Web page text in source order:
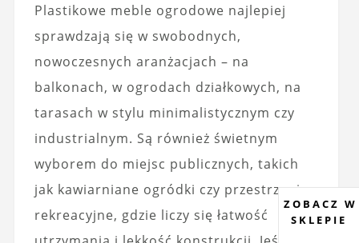
Plastikowe meble ogrodowe najlepiej
sprawdzają się w swobodnych,
nowoczesnych aranżacjach – na
balkonach, w ogrodach działkowych, na
tarasach w stylu minimalistycznym czy
industrialnym. Są również świetnym
wyborem do miejsc publicznych, takich
jak kawiarniane ogródki czy przestrzenie
rekreacyjne, gdzie liczy się łatwość
ZOBACZ W
SKLEPIE